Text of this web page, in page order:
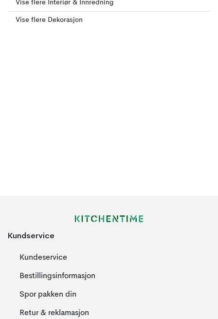
Vise flere Interiør & Innredning
Vise flere Dekorasjon
Kundservice
Kundeservice
Bestillingsinformasjon
Spor pakken din
Retur & reklamasjon